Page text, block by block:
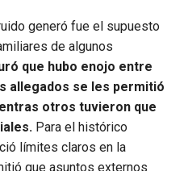
generó fue el supuesto
de algunos
que hubo enojo entre
allegados se les permitió
otros tuvieron que
Para el histórico
límites claros en la
que asuntos externos